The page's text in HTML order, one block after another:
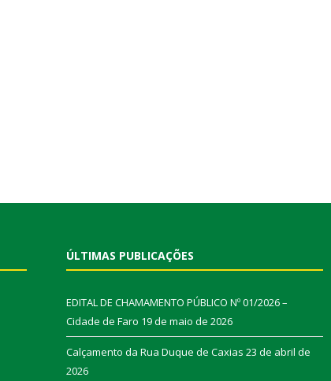
ÚLTIMAS PUBLICAÇÕES
EDITAL DE CHAMAMENTO PÚBLICO Nº 01/2026 –
Cidade de Faro 19 de maio de 2026
Calçamento da Rua Duque de Caxias 23 de abril de
2026